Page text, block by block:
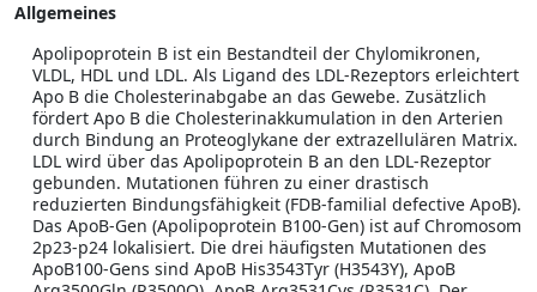
Allgemeines
Apolipoprotein B ist ein Bestandteil der Chylomikronen,
VLDL, HDL und LDL. Als Ligand des LDL-Rezeptors erleichtert
Apo B die Cholesterinabgabe an das Gewebe. Zusätzlich
fördert Apo B die Cholesterinakkumulation in den Arterien
durch Bindung an Proteoglykane der extrazellulären Matrix.
LDL wird über das Apolipoprotein B an den LDL-Rezeptor
gebunden. Mutationen führen zu einer drastisch
reduzierten Bindungsfähigkeit (FDB-familial defective ApoB).
Das ApoB-Gen (Apolipoprotein B100-Gen) ist auf Chromosom
2p23-p24 lokalisiert. Die drei häufigsten Mutationen des
ApoB100-Gens sind ApoB His3543Tyr (H3543Y), ApoB